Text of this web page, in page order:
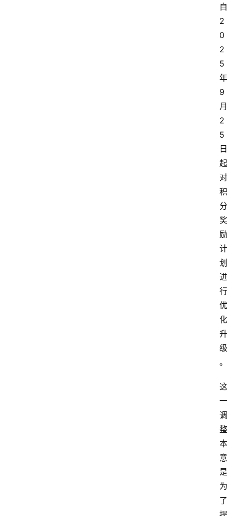
自
2
0
2
5
年
9
月
2
5
日
起
对
积
分
奖
励
计
划
进
行
优
化
升
级
。
这
一
调
整
本
意
是
为
了